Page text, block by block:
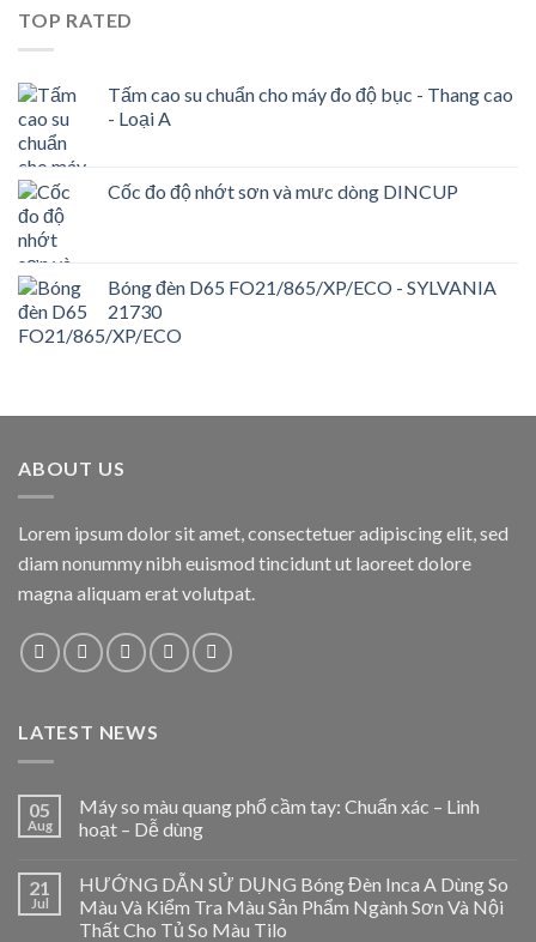
TOP RATED
Tấm cao su chuẩn cho máy đo độ bục - Thang cao
- Loại A
Cốc đo độ nhớt sơn và mưc dòng DINCUP
Bóng đèn D65 FO21/865/XP/ECO - SYLVANIA
21730
ABOUT US
Lorem ipsum dolor sit amet, consectetuer adipiscing elit, sed
diam nonummy nibh euismod tincidunt ut laoreet dolore
magna aliquam erat volutpat.
LATEST NEWS
05
Aug
Máy so màu quang phổ cầm tay: Chuẩn xác – Linh
hoạt – Dễ dùng
21
Jul
HƯỚNG DẪN SỬ DỤNG Bóng Đèn Inca A Dùng So
Màu Và Kiểm Tra Màu Sản Phẩm Ngành Sơn Và Nội
Thất Cho Tủ So Màu Tilo